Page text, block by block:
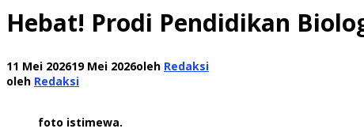
Hebat! Prodi Pendidikan
11 Mei 202619 Mei 2026oleh Redaksi
oleh Redaksi
foto istimewa.